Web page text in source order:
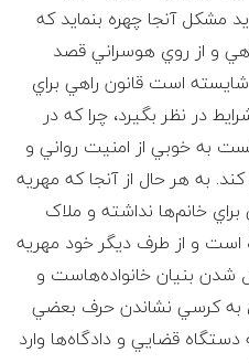
مشکل آنجا چهره بنمايد که
و از روي هوسراني قصد
است قانون راهي براي
در نظر بگيرد، چرا که در
به خوبي از امنيت رواني و
به هر حال از آنجا که مهريه
خانم‌ها نداشته و ملاک
است و از طرف ديگر خود مهريه
شدن بنيان خانواده‌هاست و
به کرسي نشاندن حرف بعضي
قضايي و دادگاه‌ها وارد